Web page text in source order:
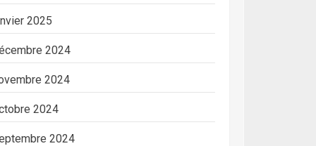
2025
2024
2024
2024
2024